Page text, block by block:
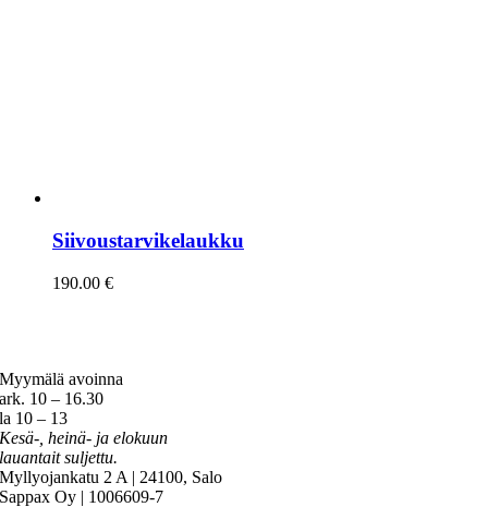
Siivoustarvikelaukku
190.00 €
Myymälä avoinna
ark. 10 – 16.30
la 10 – 13
Kesä-, heinä- ja elokuun
lauantait suljettu.
Myllyojankatu 2 A | 24100, Salo
Sappax Oy | 1006609-7